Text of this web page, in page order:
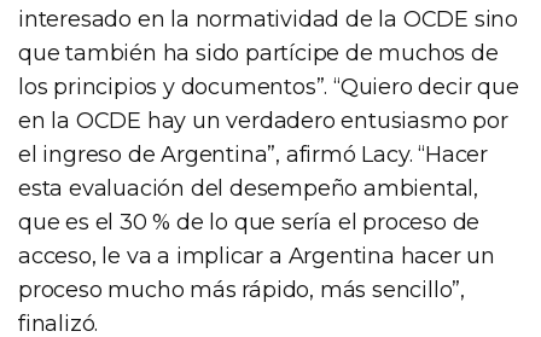
interesado en la normatividad de la OCDE sino
que también ha sido partícipe de muchos de
los principios y documentos”. “Quiero decir que
en la OCDE hay un verdadero entusiasmo por
el ingreso de Argentina”, afirmó Lacy. “Hacer
esta evaluación del desempeño ambiental,
que es el 30 % de lo que sería el proceso de
acceso, le va a implicar a Argentina hacer un
proceso mucho más rápido, más sencillo”,
finalizó.